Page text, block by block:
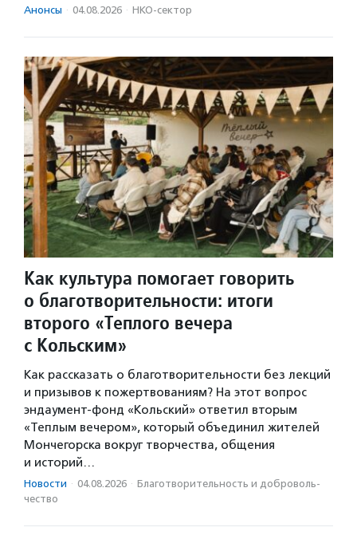
Анонсы · 04.08.2026 · НКО-сектор
Как культура помогает говорить
о благотворительности: итоги
второго «Теплого вечера
с Кольским»
Как рассказать о благотворительности без лекций
и призывов к пожертвованиям? На этот вопрос
эндаумент-фонд «Кольский» ответил вторым
«Теплым вечером», который объединил жителей
Мончегорска вокруг творчества, общения
и историй…
Новости · 04.08.2026 · Благотвори­тель­ность и доброволь­
чест­во